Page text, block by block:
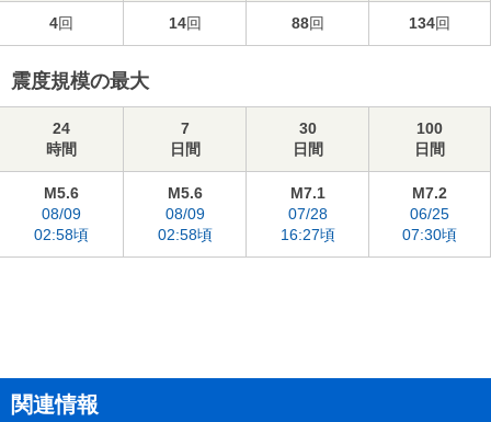
4回 14回 88回 134回
震度規模の最大
24
時間
7
日間
30
日間
100
日間
M5.6
08/09
02:58頃
M5.6
08/09
02:58頃
M7.1
07/28
16:27頃
M7.2
06/25
07:30頃
関連情報